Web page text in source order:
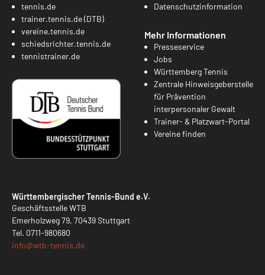
tennis.de
trainer.tennis.de (DTB)
vereine.tennis.de
schiedsrichter.tennis.de
tennistrainer.de
Datenschutzinformation
Mehr Informationen
Presseservice
Jobs
Württemberg Tennis
Zentrale Hinweisgeberstelle
für Prävention
interpersonaler Gewalt
Trainer- & Platzwart-Portal
Vereine finden
Württembergischer Tennis-Bund e.V.
Geschäftsstelle WTB
Emerholzweg 79, 70439 Stuttgart
Tel. 0711-980680
info@wtb-tennis.de